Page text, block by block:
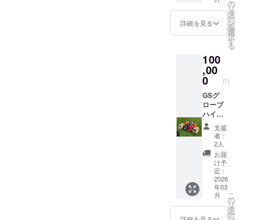
m）＋
キーホ
ルダー1
個アク
イプ
（50m
m×50m
m、厚
さ
2~3mm
）＋超
VIP券
（練習
20%OF
F券） ※
納期変
動あり
※有効期
限1年、
1回限り
詳細を見る
の
リ
タ
ー
ン
を
選
択
す
る
100
,00
0 円
GSグ
ローブ
ハイグ
レード
硬式用
オー
ダー券
（オプ
ション
代別）
＋ス
テッ
カー2枚
（50m
支援
者：
2人
お届
け予
定：
2026
年03
月
こ
の
リ
タ
ー